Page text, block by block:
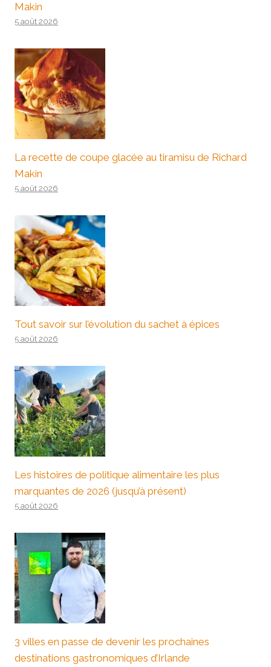
Makin
5 août 2026
La recette de coupe glacée au tiramisu de Richard
Makin
5 août 2026
Tout savoir sur l’évolution du sachet à épices
5 août 2026
Les histoires de politique alimentaire les plus
marquantes de 2026 (jusqu’à présent)
5 août 2026
3 villes en passe de devenir les prochaines
destinations gastronomiques d’Irlande